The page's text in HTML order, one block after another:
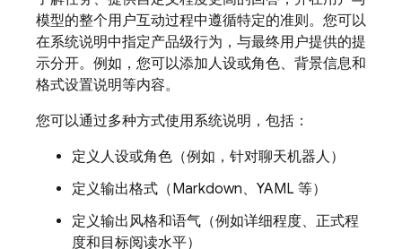
模型的整个用户互动过程中遵循特定的准则。您可以
在系统说明中指定产品级行为，与最终用户提供的提
示分开。例如，您可以添加人设或角色、背景信息和
格式设置说明等内容。
您可以通过多种方式使用系统说明，包括：
定义人设或角色（例如，针对聊天机器人）
定义输出格式（Markdown、YAML 等）
定义输出风格和语气（例如详细程度、正式程
度和目标阅读水平）